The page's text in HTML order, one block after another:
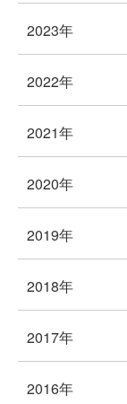
2023年
2022年
2021年
2020年
2019年
2018年
2017年
2016年